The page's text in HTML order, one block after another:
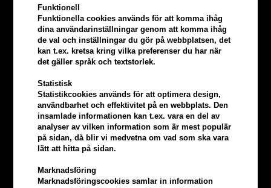
Funktionell
Funktionella cookies används för att komma ihåg
dina användarinställningar genom att komma ihåg
de val och inställningar du gör på webbplatsen, det
kan t.ex. kretsa kring vilka preferenser du har när
det gäller språk och textstorlek.
Statistisk
Statistikcookies används för att optimera design,
användbarhet och effektivitet på en webbplats. Den
insamlade informationen kan t.ex. vara en del av
analyser av vilken information som är mest populär
på sidan, då blir vi medvetna om vad som ska vara
lätt att hitta på sidan.
Marknadsföring
Marknadsföringscookies samlar in information
Tjäna5% bonuspå hela din
beställning
Bli en del av vår kundklubb gratis och få rabatter när du handlar
BLI EN GRATIS MEDLEM HÄR